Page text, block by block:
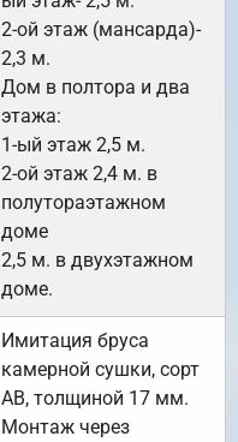
2-ой этаж (мансарда)-
2,3 м.
Дом в полтора и два
этажа:
1-ый этаж 2,5 м.
2-ой этаж 2,4 м. в
полутораэтажном
доме
2,5 м. в двухэтажном
доме.
Имитация бруса
камерной сушки, сорт
АВ, толщиной 17 мм.
Монтаж через